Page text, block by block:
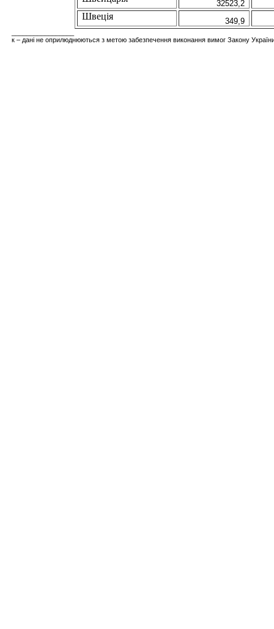
32523,2
Швеція 349,9
к – даніне оприлюднюються з метою забезпечення виконання вимог Закону